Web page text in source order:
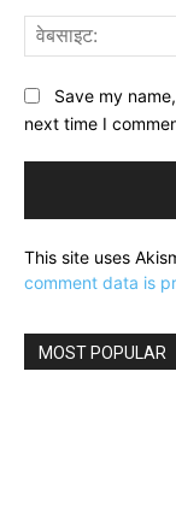
Save my
next time I
This site uses
comment data is
MOST POPULAR